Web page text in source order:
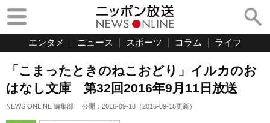
エンタメ ニュース スポーツ コラム ライフ
「こまったときのねこおどり」イルカのお
はなし文庫 第32回2016年9月11日放送
NEWS ONLINE 編集部 公開： 2016-09-18 （2016-09-18更新）